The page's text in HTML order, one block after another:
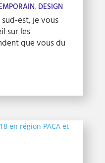
, DESIGN
est, je vous
sur les
que vous du